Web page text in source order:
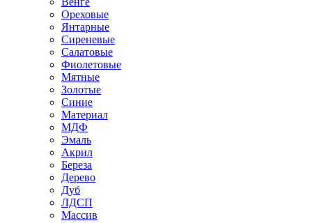
Ореховые
Янтарные
Сиреневые
Салатовые
Фиолетовые
Мятные
Золотые
Синие
Материал
МДФ
Эмаль
Акрил
Береза
Дерево
Дуб
ЛДСП
Массив